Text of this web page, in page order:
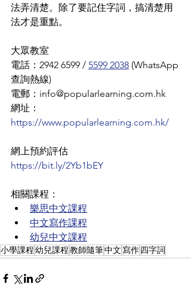
法弄清楚。除了要記住字詞，搞清楚用
法才是重點。
大眾教室
電話：2942 6599 / 5599 2038 (WhatsApp
查詢熱線)
電郵：info@popularlearning.com.hk
網址：
https://www.popularlearning.com.hk/
網上預約評估
https://bit.ly/2Yb1bEY
相關課程：
樂思中文課程
中文寫作課程
幼兒中文課程
小學課程幼兒課程教師隨筆中文寫作四字詞